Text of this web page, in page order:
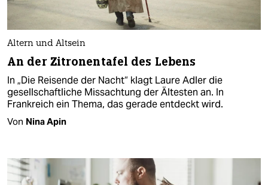
Altern und Altsein
An der Zitronentafel des Lebens
In „Die Reisende der Nacht“ klagt Laure Adler die
gesellschaftliche Missachtung der Ältesten an. In
Frankreich ein Thema, das gerade entdeckt wird.
Von Nina Apin